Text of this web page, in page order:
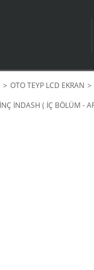
OTO TEYP LCD EKRAN